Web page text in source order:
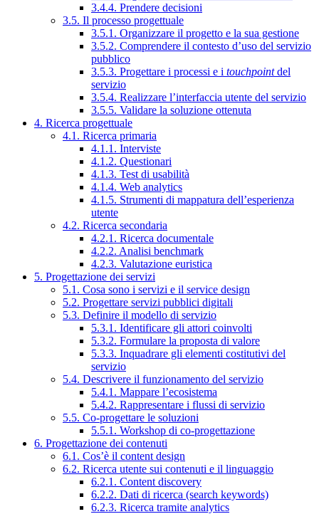
3.4.4. Prendere decisioni
3.5. Il processo progettuale
3.5.1. Organizzare il progetto e la sua gestione
3.5.2. Comprendere il contesto d’uso del servizio
pubblico
3.5.3. Progettare i processi e i touchpointdel
servizio
3.5.4. Realizzare l’interfaccia utente del servizio
3.5.5. Validare la soluzione ottenuta
4. Ricerca progettuale
4.1. Ricerca primaria
4.1.1. Interviste
4.1.2. Questionari
4.1.3. Test di usabilità
4.1.4. Web analytics
4.1.5. Strumenti di mappatura dell’esperienza
utente
4.2. Ricerca secondaria
4.2.1. Ricerca documentale
4.2.2. Analisi benchmark
4.2.3. Valutazione euristica
5. Progettazione dei servizi
5.1. Cosa sono i servizi e il service design
5.2. Progettare servizi pubblici digitali
5.3. Definire il modello di servizio
5.3.1. Identificare gli attori coinvolti
5.3.2. Formulare la proposta di valore
5.3.3. Inquadrare gli elementi costitutivi del
servizio
5.4. Descrivere il funzionamento del servizio
5.4.1. Mappare l’ecosistema
5.4.2. Rappresentare i flussi di servizio
5.5. Co-progettare le soluzioni
5.5.1. Workshop di co-progettazione
6. Progettazione dei contenuti
6.1. Cos’è il content design
6.2. Ricerca utente sui contenuti e il linguaggio
6.2.1. Content discovery
6.2.2. Dati di ricerca (search keywords)
6.2.3. Ricerca tramite analytics